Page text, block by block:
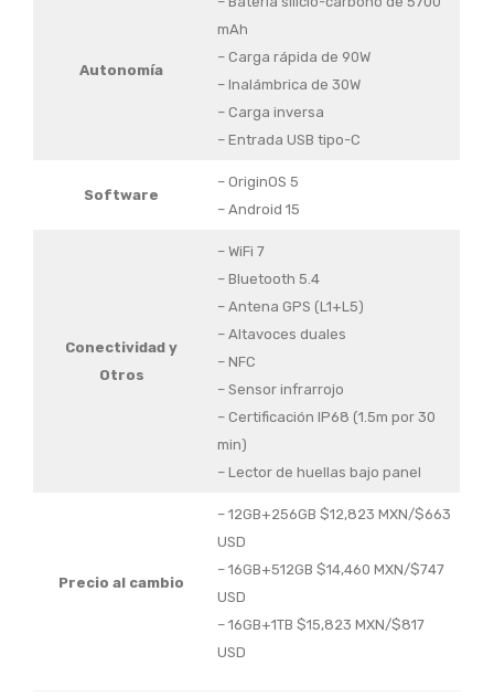
Autonomía
mAh
– Carga rápida de 90W
– Inalámbrica de 30W
– Carga inversa
– Entrada USB tipo-C
Software
– OriginOS 5
– Android 15
Conectividad y
Otros
– WiFi 7
– Bluetooth 5.4
– Antena GPS (L1+L5)
– Altavoces duales
– NFC
– Sensor infrarrojo
– Certificación IP68 (1.5m por 30
min)
– Lector de huellas bajo panel
Precio al cambio
– 12GB+256GB $12,823 MXN/$663
USD
– 16GB+512GB $14,460 MXN/$747
USD
– 16GB+1TB $15,823 MXN/$817
USD